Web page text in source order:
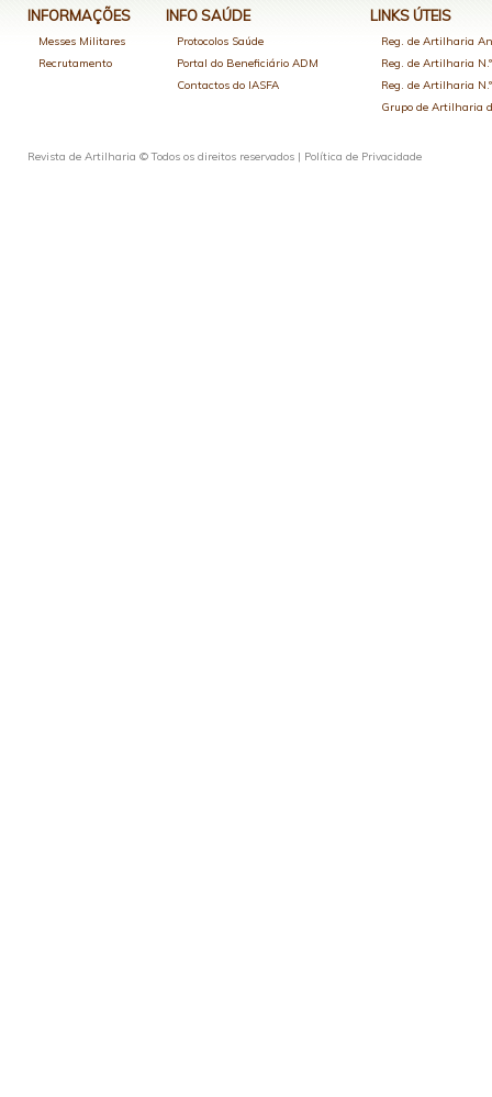
INFORMAÇÕES
Messes Militares
Recrutamento
INFO SAÚDE
Protocolos Saúde
Portal do Beneficiário ADM
Contactos do IASFA
LINKS ÚTEIS
Reg. de Artilharia
Reg. de Artilharia
Reg. de Artilharia
Grupo de Artilharia
Revista de Artilharia © Todos os direitos reservados | Política de Privacidade